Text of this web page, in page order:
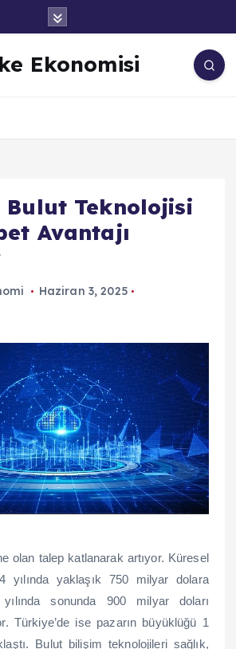
Ekonomisi
Bulut Teknolojisi
Avantajı
Haziran 3, 2025
olan talep katlanarak artıyor. Küresel
yılında yaklaşık 750 milyar dolara
sonunda 900 milyar doları
Türkiye’de ise pazarın büyüklüğü 1
Bulut bilişim teknolojileri sağlık,